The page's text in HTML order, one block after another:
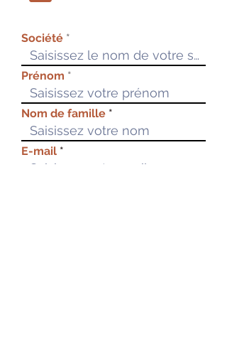
Société
Prénom
Nom de famille
E-mail